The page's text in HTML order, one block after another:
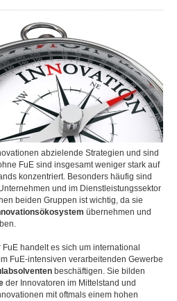
abzielende Strategien und sind
FuE sind insgesamt weniger stark auf
konzentriert. Besonders häufig sind
und im Dienstleistungs­sektor
beiden Gruppen ist wichtig, da sie
übernehmen und
handelt es sich um international
FuE-intensiven verarbeitenden Gewerbe
beschäftigen. Sie bilden
der Innovatoren im Mittelstand und
mit oftmals einem hohen